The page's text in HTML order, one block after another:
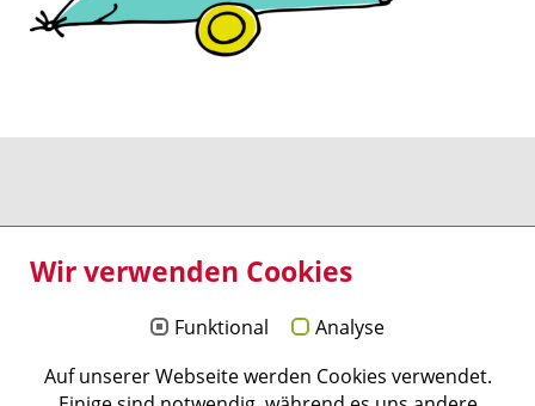
Kontakt - Anfahrt
Datenschutz
Webmail
Mediathek
Wir verwenden Cookies
Funktional
Analyse
Auf unserer Webseite werden Cookies verwendet.